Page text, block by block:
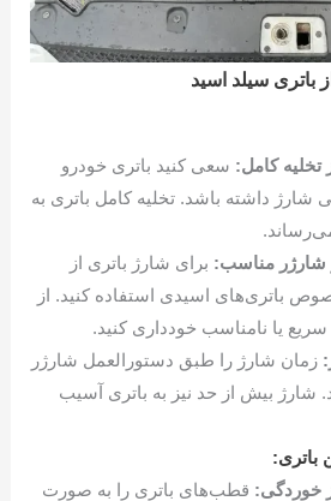
باتری سیلد اسید
تخلیه کامل: سعی کنید باتری خودرو
داشته باشد. تخلیه کامل باتری به
شارژر مناسب: برای شارژ باتری از
باتری‌های اسیدی استفاده کنید. از
یا نامناسب خودداری کنید.
زمان شارژ را طبق دستورالعمل شارژر
شارژ بیش از حد نیز به باتری آسیب
باتری:
خوردگی: قطب‌های باتری را به صورت